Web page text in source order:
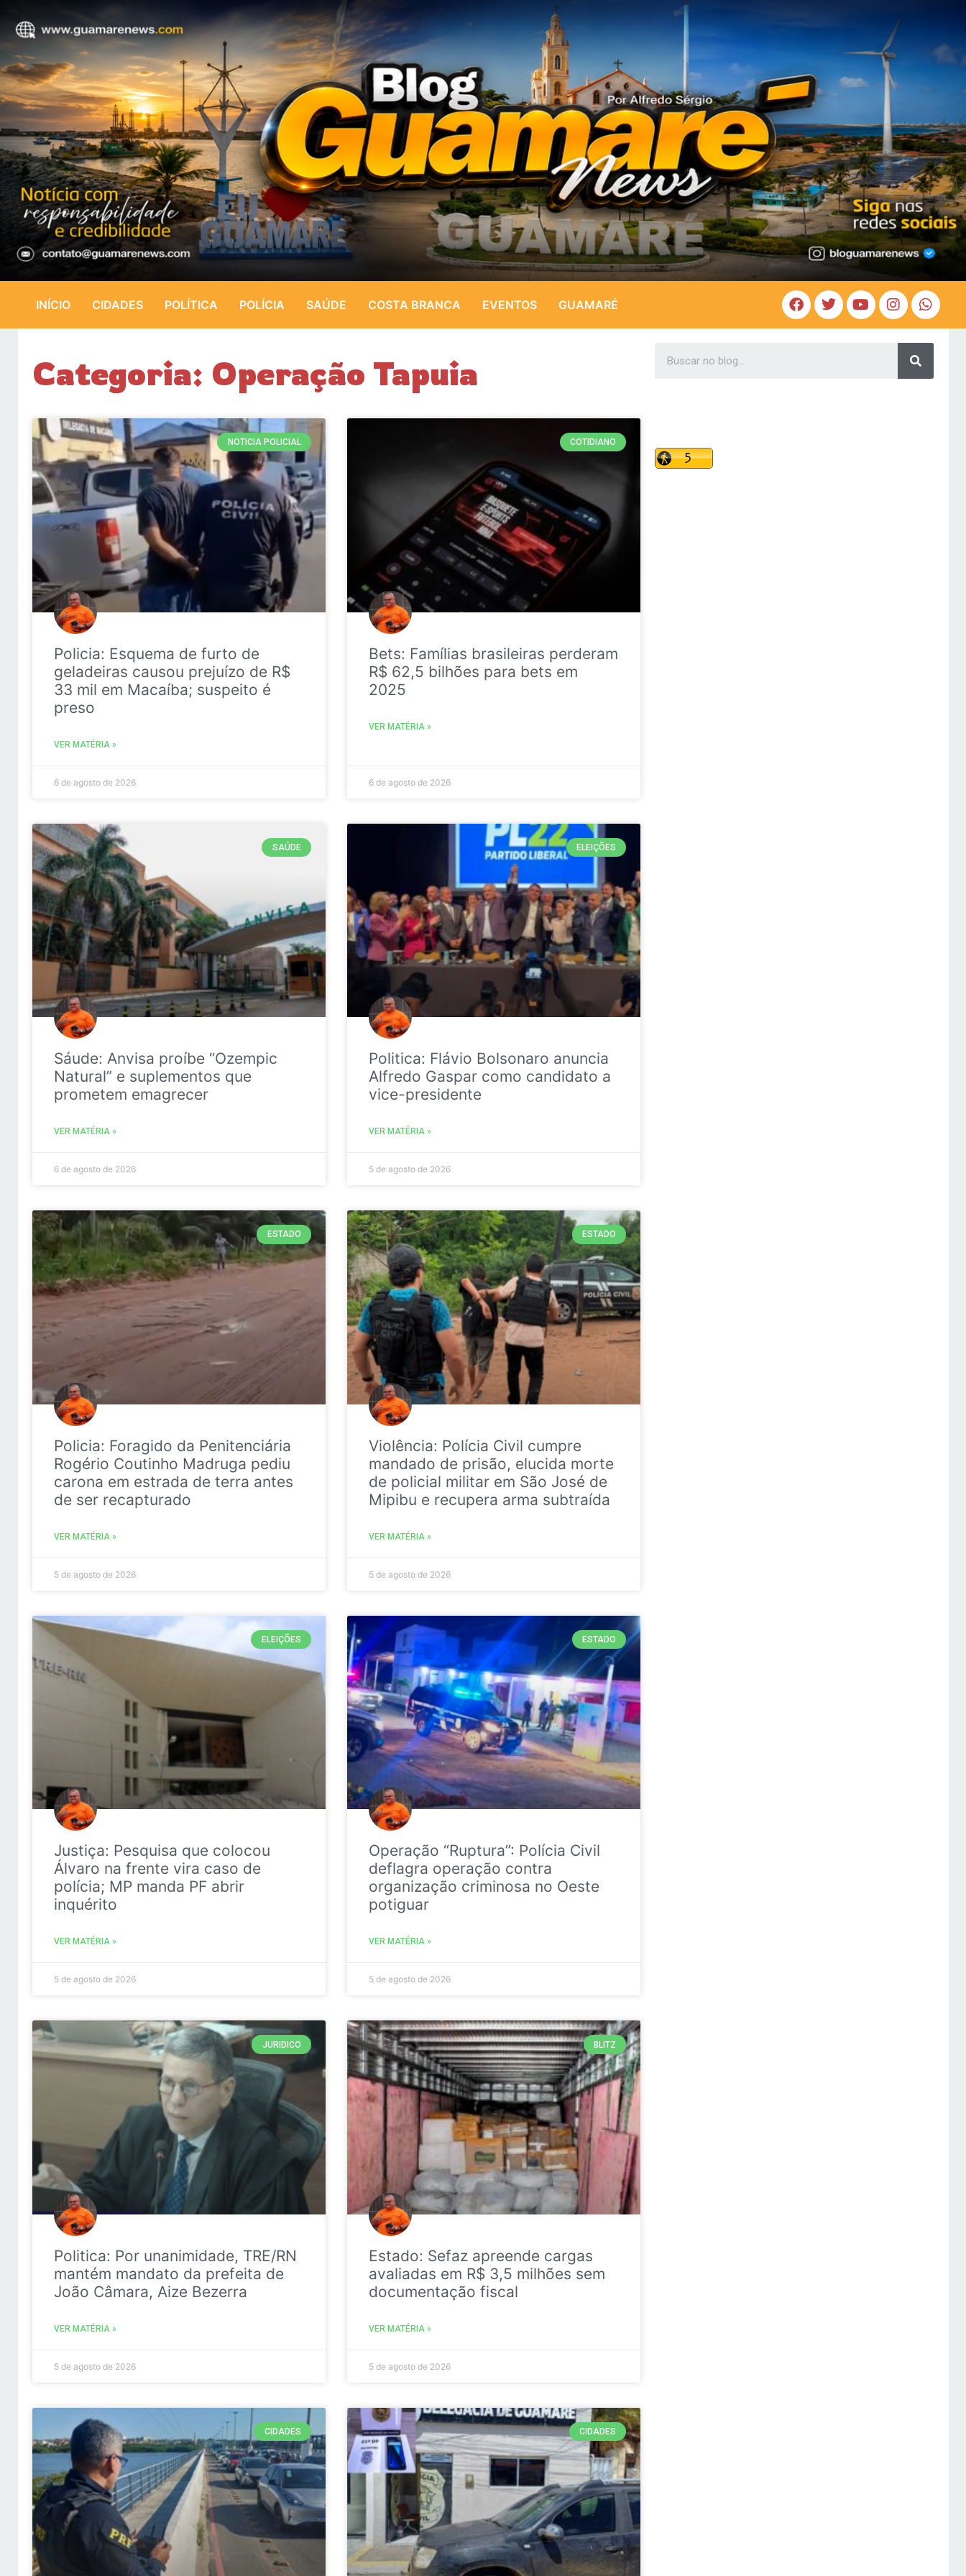
INÍCIO CIDADES POLÍTICA POLÍCIA SAÚDE COSTA BRANCA EVENTOS GUAMARÉ
Categoria: Operação Tapuia
NOTICIA POLICIAL
Policia: Esquema de furto de
geladeiras causou prejuízo de R$
33 mil em Macaíba; suspeito é
preso
VER MATÉRIA »
6 de agosto de 2026
COTIDIANO
Bets: Famílias brasileiras perderam
R$ 62,5 bilhões para bets em
2025
VER MATÉRIA »
6 de agosto de 2026
SAÚDE
Sáude: Anvisa proíbe “Ozempic
Natural” e suplementos que
prometem emagrecer
VER MATÉRIA »
6 de agosto de 2026
ELEIÇÕES
Politica: Flávio Bolsonaro anuncia
Alfredo Gaspar como candidato a
vice-presidente
VER MATÉRIA »
5 de agosto de 2026
ESTADO
Policia: Foragido da Penitenciária
Rogério Coutinho Madruga pediu
carona em estrada de terra antes
de ser recapturado
VER MATÉRIA »
5 de agosto de 2026
ESTADO
Violência: Polícia Civil cumpre
mandado de prisão, elucida morte
de policial militar em São José de
Mipibu e recupera arma subtraída
VER MATÉRIA »
5 de agosto de 2026
ELEIÇÕES
Justiça: Pesquisa que colocou
Álvaro na frente vira caso de
polícia; MP manda PF abrir
inquérito
VER MATÉRIA »
5 de agosto de 2026
ESTADO
Operação “Ruptura”: Polícia Civil
deflagra operação contra
organização criminosa no Oeste
potiguar
VER MATÉRIA »
5 de agosto de 2026
JURIDICO
Politica: Por unanimidade, TRE/RN
mantém mandato da prefeita de
João Câmara, Aize Bezerra
VER MATÉRIA »
5 de agosto de 2026
BLITZ
Estado: Sefaz apreende cargas
avaliadas em R$ 3,5 milhões sem
documentação fiscal
VER MATÉRIA »
5 de agosto de 2026
CIDADES CIDADES